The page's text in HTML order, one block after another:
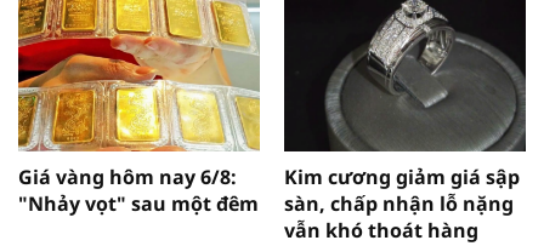
Giá vàng hôm nay 6/8:
"Nhảy vọt" sau một đêm
Kim cương giảm giá sập
sàn, chấp nhận lỗ nặng
vẫn khó thoát hàng